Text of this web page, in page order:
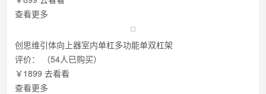
查看更多
创思维引体向上器室内单杠多功能单双杠架
评价：
（54人已购买）
￥1899 去看看
查看更多